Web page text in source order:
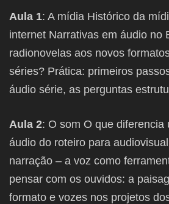
Aula 1: A mídia Histórico da
internet Narrativas em áudio no
radionovelas aos novos
séries? Prática: primeiros
áudio série, as perguntas
Aula 2: O som O que diferencia
áudio do roteiro para
narração – a voz como
pensar com os ouvidos: a
formato e vozes nos projetos